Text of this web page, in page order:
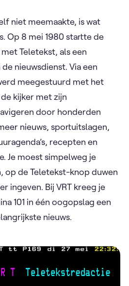
niet meemaakte, is wat
Op 8 mei 1980 startte de
Teletekst, als een
nieuwsdienst. Via een
meegestuurd met het
kijker met zijn
door honderden
nieuws, sportuitslagen,
recepten en
Je moest simpelweg je
op de Teletekst-knop duwen
ingeven. Bij VRT kreeg je
101 in één oogopslag een
nieuws.